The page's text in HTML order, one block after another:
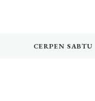
CERPEN SABTU